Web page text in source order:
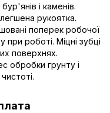
і каменів.
рукоятка.
поперек робочої
роботі. Міцні зубці
поверхнях.
обробки грунту і